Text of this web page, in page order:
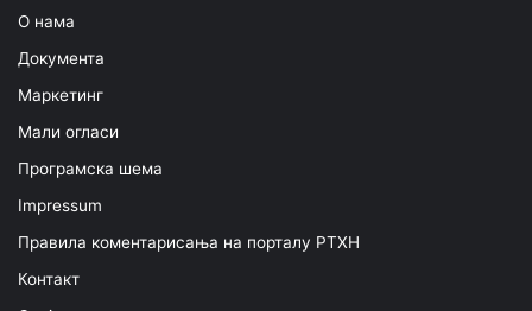
О нама
Документа
Маркетинг
Мали огласи
Програмска шема
Impressum
Правила коментарисања на порталу РТХН
Контакт